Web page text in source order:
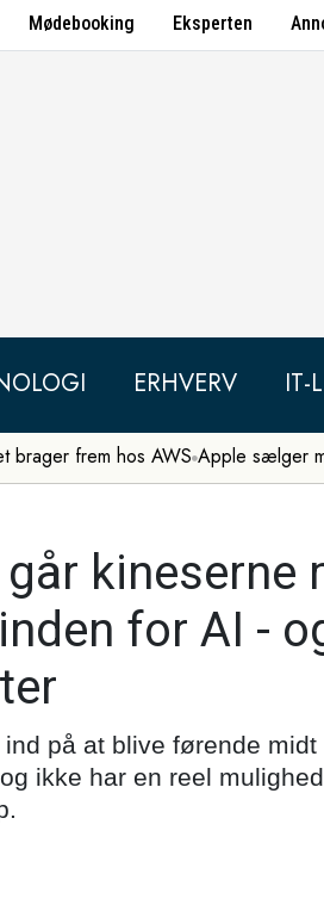
Mødebooking Eksperten
ERHVERV IT-
brager frem hos AWS Apple sælger
går
for AI -
på at blive førende
ikke har en reel